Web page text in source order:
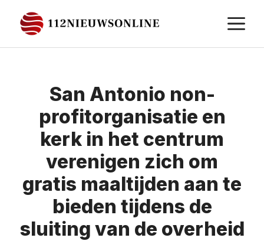
naar
de
San Antonio non-
profitorganisatie en
kerk in het centrum
verenigen zich om
gratis maaltijden aan te
bieden tijdens de
sluiting van de overheid